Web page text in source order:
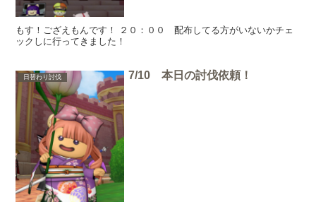
もす！ござえもんです！ ２０：００ 配布してる方がいないかチェ
ックしに行ってきました！
日替わり討伐 7/10 本日の討伐依頼！